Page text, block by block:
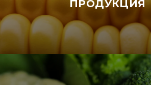
ПРОДУКЦИЯ